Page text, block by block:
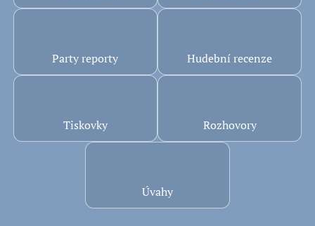
Party reporty Hudební recenze
Tiskovky Rozhovory
Úvahy